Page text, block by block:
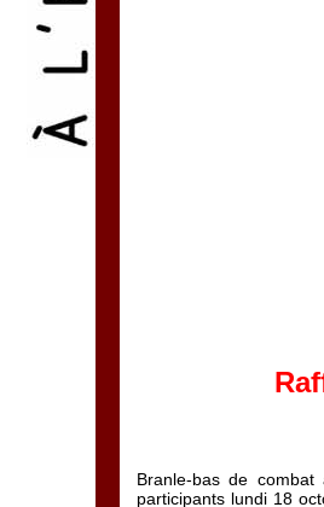
Branle-bas de
participants lundi 18